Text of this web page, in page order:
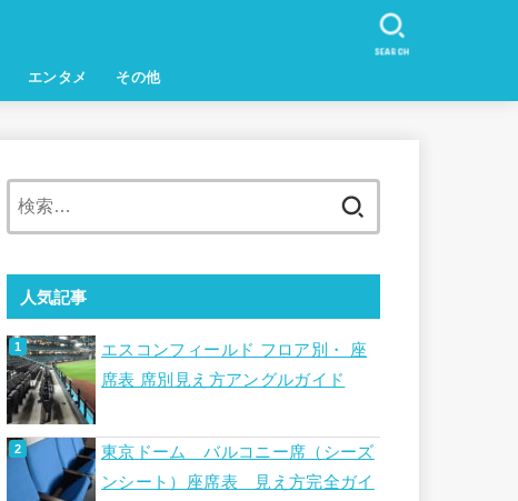
エンタメ その他
SEARCH
人気記事
エスコンフィールド フロア別・ 座
席表 席別見え方アングルガイド
東京ドーム バルコニー席（シーズ
ンシート）座席表 見え方完全ガイ